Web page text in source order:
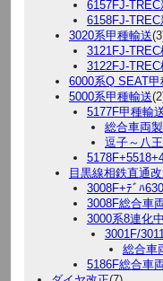
6157FJ-
6158FJ-
3020系甲種輸送
3121FJ-
3122FJ-
6000系Q SEAT甲
5000系甲種輸送
5177F甲種輸
総合車両
逗子～八
目黒線相鉄直通
3008F+ﾃﾞﾊ
3008F総合車
3000系8連化
3001F/
総合車
5186F総合車